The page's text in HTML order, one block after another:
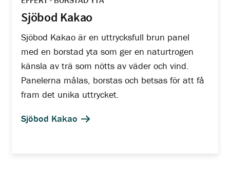
Sjöbod Kakao
Sjöbod Kakao är en uttrycksfull brun panel
med en borstad yta som ger en naturtrogen
känsla av trä som nötts av väder och vind.
Panelerna målas, borstas och betsas för att få
fram det unika uttrycket.
Sjöbod Kakao